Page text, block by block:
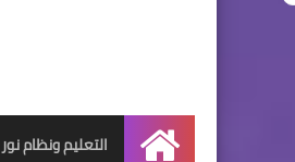
الرئيسية
التعليم ونظام نور